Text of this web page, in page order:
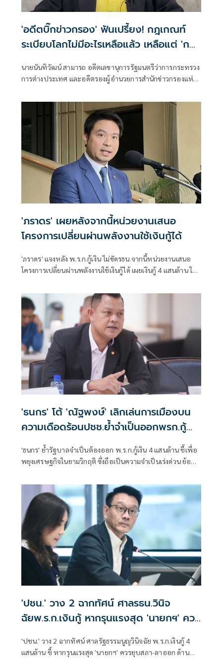
'อดีตบิ๊กข่าวกรอง' ฟันเปรี้ยง! กฎเกณท์
ระเบียบโลกไม่มีอะไรเหลือแล้ว เหลือแต่ 'กฎ
นายนันทิวัฒน์ สามารถ อดีตเลขานุการรัฐมนตรีว่าการกระทรวง
การต่างประเทศ และอดีตรองผู้อำนวยการสำนักข่าวกรองแห่ง
'ภราดร' เผยหลังจากนี้หน่วยงานเสนอ
โครงการเปลี่ยนผ่านพลังงานใช้เงินกู้ได้
'ภราดร' แจงหลัง พ.ร.ก.กู้เงิน ไม่ขัดรธน.จากนี้หน่วยงานเสนอ
โครงการเปลี่ยนผ่านพลังงานใช้เงินกู้ได้ เผยเงินกู้ 4 แสนล้าน ใช้
กระตุ้นเศรษฐกิจ
'ธนกร' โต้ 'ณัฐพงษ์' เลิกเล่นการเมืองบน
ความเดือดร้อนปชช.ย้ำจำเป็นออกพรก.กู้
เงิน 4 แสนล้าน
'ธนกร' ย้ำรัฐบาลจำเป็นต้องออก พ.ร.ก.กู้เงิน 4 แสนล้าน ชี้เพื่อ
พยุงเศรษฐกิจในยามวิกฤติ ซึ่งถือเป็นความจำเป็นเร่งด่วน ย้อน
ประชาชนสักครั้ง ไม่ถือว่าเสียศักดิ์ศรี
'ปชน.' วาง 2 ฉากทัศน์ ศาลรธน.วินิจ
ฉัยพ.ร.ก.เงินกู้ หากรุนแรงสุด 'นายกฯ' ควร
'ปชน.' วาง 2 ฉากทัศน์ ศาลรัฐธรรมนูญวินิจฉัย พ.ร.ก.เงินกู้ 4
แสนล้าน ชี้ หากรุนแรงสุด 'นายกฯ' ควรยุบสภา-ลาออก ด้าน